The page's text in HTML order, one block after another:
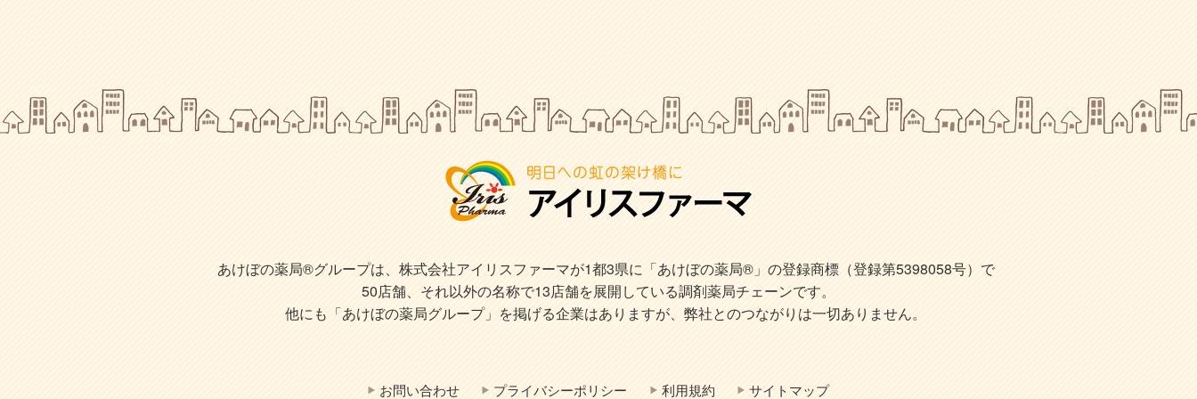
あけぼの薬局®グループは、株式会社アイリスファーマが1都3県に「あけぼの薬局®」の登録商標（登録第5398058号）で
50店舗、それ以外の名称で13店舗を展開している調剤薬局チェーンです。
他にも「あけぼの薬局グループ」を掲げる企業はありますが、弊社とのつながりは一切ありません。
お問い合わせ プライバシーポリシー 利用規約 サイトマップ